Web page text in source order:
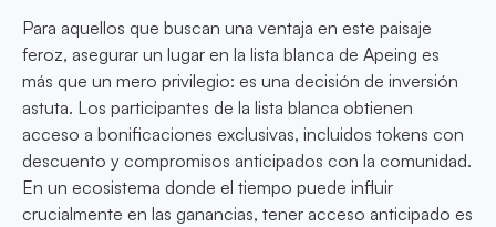
Para aquellos que buscan una ventaja en este paisaje
feroz, asegurar un lugar en la lista blanca de Apeing es
más que un mero privilegio: es una decisión de inversión
astuta. Los participantes de la lista blanca obtienen
acceso a bonificaciones exclusivas, incluidos tokens con
descuento y compromisos anticipados con la comunidad.
En un ecosistema donde el tiempo puede influir
crucialmente en las ganancias, tener acceso anticipado es